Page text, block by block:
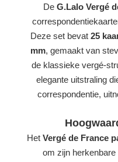
DeG.Lalo Vergé
Deze set bevat 25
mm, gemaakt van
de klassieke vergé-
elegante uitstraling
correspondentie,
HetVergé de France
om zijn